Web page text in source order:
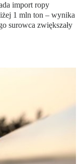
import ropy
1 mln ton – wynika
surowca zwiększały